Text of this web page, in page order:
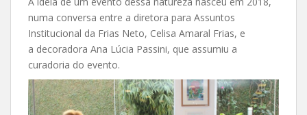
numa conversa entre a diretora para Assuntos
Institucional da Frias Neto, Celisa Amaral Frias, e
a decoradora Ana Lúcia Passini, que assumiu a
curadoria do evento.